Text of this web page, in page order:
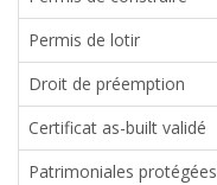
Permis de lotir
Droit de préemption
Certificat as-built validé
Patrimoniales protégées